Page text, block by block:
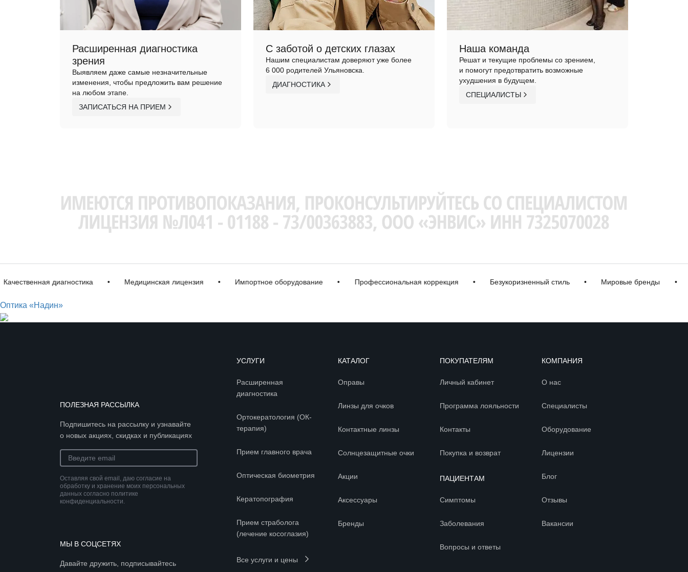
Расширенная диагностика
зрения
Выявляем даже самые незначительные
изменения, чтобы предложить вам решение
на любом этапе.
ЗАПИСАТЬСЯ НА ПРИЕМ
С заботой о детских глазах
Нашим специалистам доверяют уже более
6 000 родителей Ульяновска.
ДИАГНОСТИКА
Наша команда
Решат и текущие проблемы со зрением,
и помогут предотвратить возможные
ухудшения в будущем.
СПЕЦИАЛИСТЫ
диагностика • Медицинская лицензия • Импортное оборудование • Профессиональная коррекция • Безукоризненный стиль • Мировые бренды •
Оптика «Надин»
ПОЛЕЗНАЯ РАССЫЛКА
Подпишитесь на рассылку и узнавайте
о новых акциях, скидках и публикациях
Оставляя свой email, даю согласие на
обработку и хранение моих персональных
данных согласно политике
конфиденциальности.
МЫ В СОЦСЕТЯХ
Давайте дружить, подписывайтесь
УСЛУГИ
Расширенная
диагностика
Ортокератология (ОК-
терапия)
Прием главного врача
Оптическая биометрия
Кератопография
Прием страболога
(лечение косоглазия)
Все услуги и цены
КАТАЛОГ
Оправы
Линзы для очков
Контактные линзы
Солнцезащитные очки
Акции
Аксессуары
Бренды
ПОКУПАТЕЛЯМ
Личный кабинет
Программа лояльности
Контакты
Покупка и возврат
ПАЦИЕНТАМ
Симптомы
Заболевания
Вопросы и ответы
КОМПАНИЯ
О нас
Специалисты
Оборудование
Лицензии
Блог
Отзывы
Вакансии